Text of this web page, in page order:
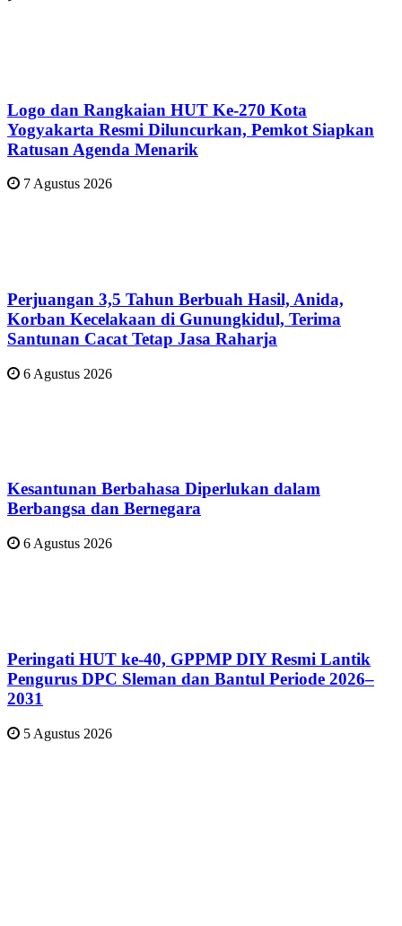
Logo dan Rangkaian HUT Ke-270 Kota
Yogyakarta Resmi Diluncurkan, Pemkot Siapkan
Ratusan Agenda Menarik
7 Agustus 2026
Perjuangan 3,5 Tahun Berbuah Hasil, Anida,
Korban Kecelakaan di Gunungkidul, Terima
Santunan Cacat Tetap Jasa Raharja
6 Agustus 2026
Kesantunan Berbahasa Diperlukan dalam
Berbangsa dan Bernegara
6 Agustus 2026
Peringati HUT ke-40, GPPMP DIY Resmi Lantik
Pengurus DPC Sleman dan Bantul Periode 2026–
2031
5 Agustus 2026